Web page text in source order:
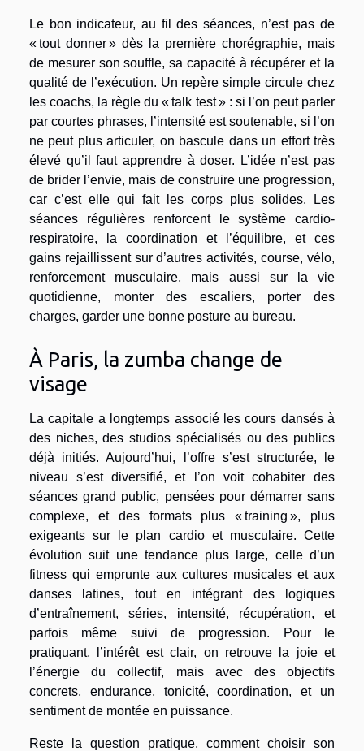
Le bon indicateur, au fil des séances, n’est pas de
« tout donner » dès la première chorégraphie, mais
de mesurer son souffle, sa capacité à récupérer et la
qualité de l’exécution. Un repère simple circule chez
les coachs, la règle du « talk test » : si l’on peut parler
par courtes phrases, l’intensité est soutenable, si l’on
ne peut plus articuler, on bascule dans un effort très
élevé qu’il faut apprendre à doser. L’idée n’est pas
de brider l’envie, mais de construire une progression,
car c’est elle qui fait les corps plus solides. Les
séances régulières renforcent le système cardio-
respiratoire, la coordination et l’équilibre, et ces
gains rejaillissent sur d’autres activités, course, vélo,
renforcement musculaire, mais aussi sur la vie
quotidienne, monter des escaliers, porter des
charges, garder une bonne posture au bureau.
À Paris, la zumba change de
visage
La capitale a longtemps associé les cours dansés à
des niches, des studios spécialisés ou des publics
déjà initiés. Aujourd’hui, l’offre s’est structurée, le
niveau s’est diversifié, et l’on voit cohabiter des
séances grand public, pensées pour démarrer sans
complexe, et des formats plus « training », plus
exigeants sur le plan cardio et musculaire. Cette
évolution suit une tendance plus large, celle d’un
fitness qui emprunte aux cultures musicales et aux
danses latines, tout en intégrant des logiques
d’entraînement, séries, intensité, récupération, et
parfois même suivi de progression. Pour le
pratiquant, l’intérêt est clair, on retrouve la joie et
l’énergie du collectif, mais avec des objectifs
concrets, endurance, tonicité, coordination, et un
sentiment de montée en puissance.
Reste la question pratique, comment choisir son